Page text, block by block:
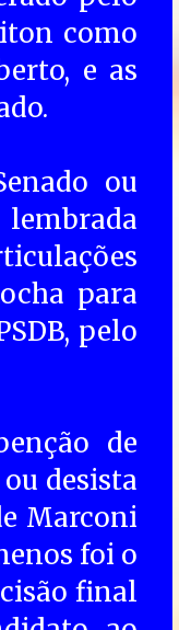
como
e as
ou
para
pelo
de
desista
Marconi
foi o
final